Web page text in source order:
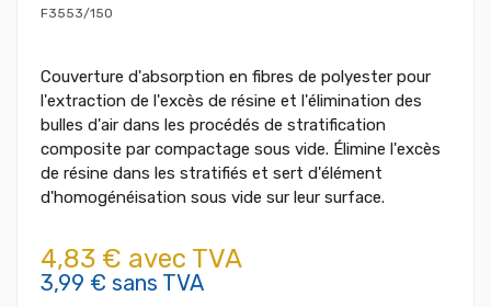
F3553/150
Couverture d'absorption en fibres de polyester pour
l'extraction de l'excès de résine et l'élimination des
bulles d'air dans les procédés de stratification
composite par compactage sous vide. Élimine l'excès
de résine dans les stratifiés et sert d'élément
d'homogénéisation sous vide sur leur surface.
4,83 € avec TVA
3,99 € sans TVA